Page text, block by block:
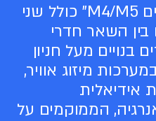
פרויקט "קשב לוד מבנים M4/M5" כולל שני
בין השאר חדרי
מעל חניון
מיזוג אוויר,
אידיאלית
הממוקמים על